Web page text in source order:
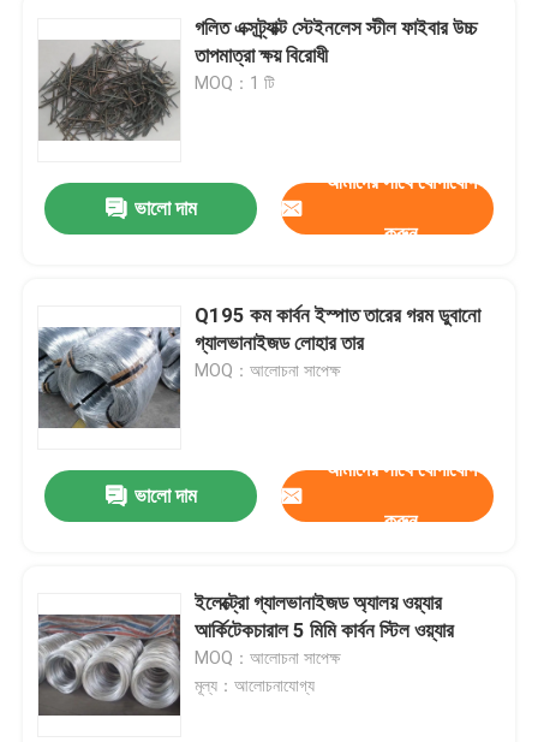
গলিত এক্সট্র্যাক্ট স্টেইনলেস স্টীল ফাইবার উচ্চ
তাপমাত্রা ক্ষয় বিরোধী
MOQ：1 টি
ভালো দাম
আমাদের সাথে যোগাযোগ
করুন
Q195 কম কার্বন ইস্পাত তারের গরম ডুবানো
গ্যালভানাইজড লোহার তার
MOQ：আলোচনা সাপেক্ষ
ভালো দাম
আমাদের সাথে যোগাযোগ
করুন
ইলেক্ট্রো গ্যালভানাইজড অ্যালয় ওয়্যার
আর্কিটেকচারাল 5 মিমি কার্বন স্টিল ওয়্যার
MOQ：আলোচনা সাপেক্ষ
মূল্য：আলোচনাযোগ্য